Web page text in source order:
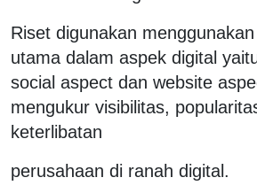
Riset digunakan
utama dalam aspek digital
social aspect dan website
mengukur visibilitas,
keterlibatan
perusahaan di ranah digital.